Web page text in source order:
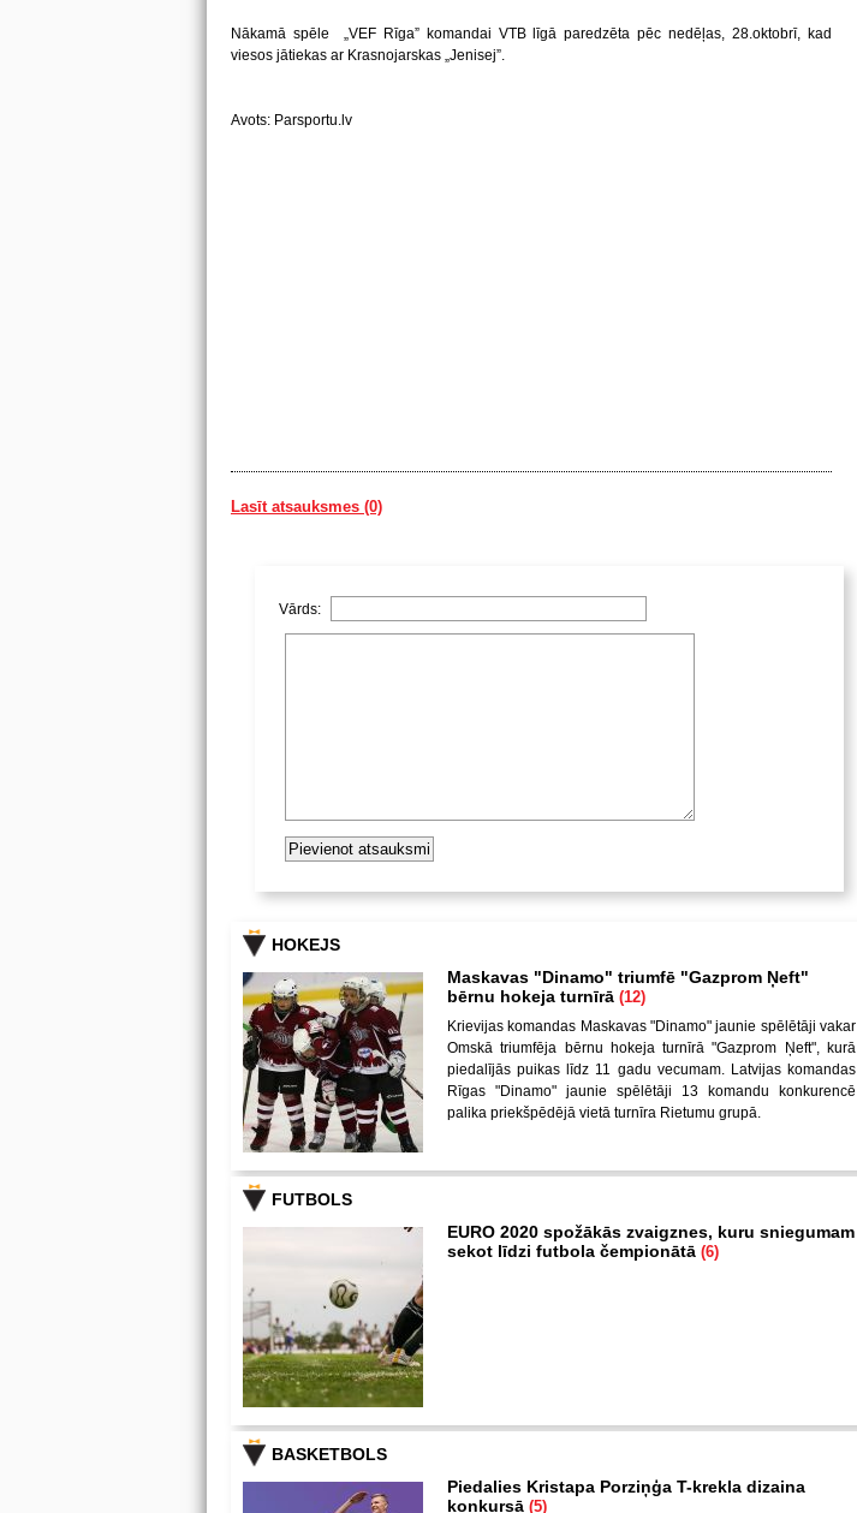
Nākamā spēle „VEF Rīga” komandai VTB līgā paredzēta pēc nedēļas, 28.oktobrī, kad
viesos jātiekas ar Krasnojarskas „Jenisej”.
Avots: Parsportu.lv
Lasīt atsauksmes (0)
Vārds:
HOKEJS
Maskavas "Dinamo" triumfē "Gazprom Ņeft"
bērnu hokeja turnīrā (12)
Krievijas komandas Maskavas "Dinamo" jaunie spēlētāji vakar
Omskā triumfēja bērnu hokeja turnīrā "Gazprom Ņeft", kurā
piedalījās puikas līdz 11 gadu vecumam. Latvijas komandas
Rīgas "Dinamo" jaunie spēlētāji 13 komandu konkurencē
palika priekšpēdējā vietā turnīra Rietumu grupā.
FUTBOLS
EURO 2020 spožākās zvaigznes, kuru sniegumam
sekot līdzi futbola čempionātā (6)
BASKETBOLS
Piedalies Kristapa Porziņģa T-krekla dizaina
konkursā (5)